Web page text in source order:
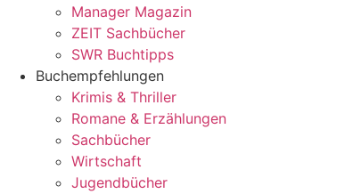
Manager Magazin
ZEIT Sachbücher
SWR Buchtipps
Buchempfehlungen
Krimis & Thriller
Romane & Erzählungen
Sachbücher
Wirtschaft
Jugendbücher